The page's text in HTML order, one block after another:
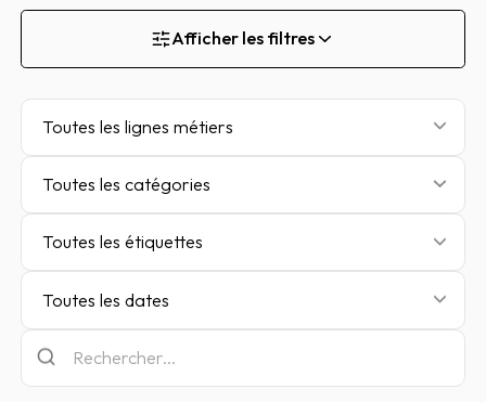
Afficher les filtres
Toutes les lignes métiers
Toutes les catégories
Toutes les étiquettes
Toutes les dates